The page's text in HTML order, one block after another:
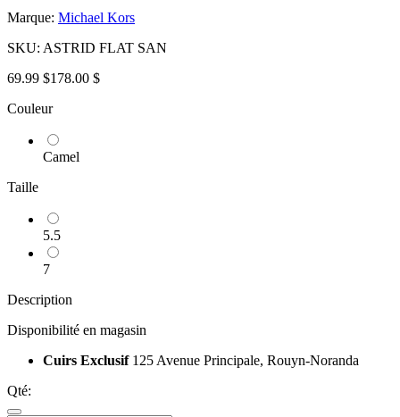
Marque: Michael Kors
SKU: ASTRID FLAT SAN
69.99 $178.00 $
Couleur
Camel
Taille
5.5
7
Description
Disponibilité en magasin
Cuirs Exclusif 125 Avenue Principale, Rouyn-Noranda
Qté: